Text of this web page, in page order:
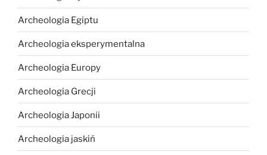
Archeologia Egiptu
Archeologia eksperymentalna
Archeologia Europy
Archeologia Grecji
Archeologia Japonii
Archeologia jaskiń